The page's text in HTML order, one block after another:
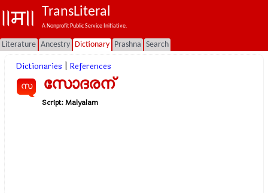
TransLiteral
A Nonprofit Public Service Initiative.
Literature Ancestry Dictionary Prashna Search
Dictionaries References
സ സോദരന്
Script:Malyalam